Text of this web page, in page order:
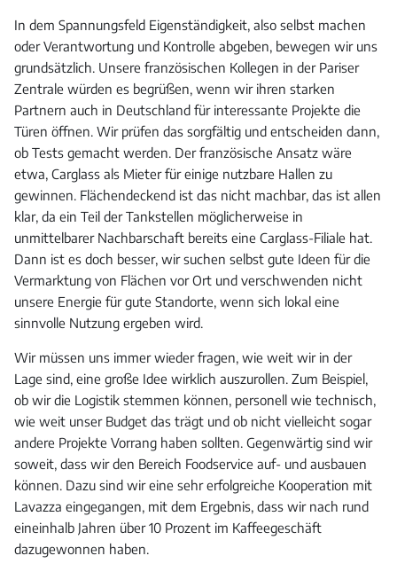
In dem Spannungsfeld Eigenständigkeit, also selbst machen
oder Verantwortung und Kontrolle abgeben, bewegen wir uns
grundsätzlich. Unsere französischen Kollegen in der Pariser
Zentrale würden es begrüßen, wenn wir ihren starken
Partnern auch in Deutschland für interessante Projekte die
Türen öffnen. Wir prüfen das sorgfältig und entscheiden dann,
ob Tests gemacht werden. Der französische Ansatz wäre
etwa, Carglass als Mieter für einige nutzbare Hallen zu
gewinnen. Flächendeckend ist das nicht machbar, das ist allen
klar, da ein Teil der Tankstellen möglicherweise in
unmittelbarer Nachbarschaft bereits eine Carglass-Filiale hat.
Dann ist es doch besser, wir suchen selbst gute Ideen für die
Vermarktung von Flächen vor Ort und verschwenden nicht
unsere Energie für gute Standorte, wenn sich lokal eine
sinnvolle Nutzung ergeben wird.
Wir müssen uns immer wieder fragen, wie weit wir in der
Lage sind, eine große Idee wirklich auszurollen. Zum Beispiel,
ob wir die Logistik stemmen können, personell wie technisch,
wie weit unser Budget das trägt und ob nicht vielleicht sogar
andere Projekte Vorrang haben sollten. Gegenwärtig sind wir
soweit, dass wir den Bereich Foodservice auf- und ausbauen
können. Dazu sind wir eine sehr erfolgreiche Kooperation mit
Lavazza eingegangen, mit dem Ergebnis, dass wir nach rund
eineinhalb Jahren über 10 Prozent im Kaffeegeschäft
dazugewonnen haben.